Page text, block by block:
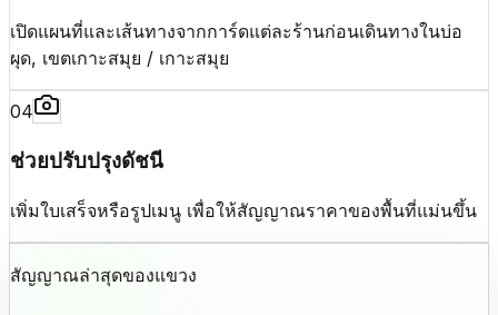
เปิดแผนที่และเส้นทางจากการ์ดแต่ละร้านก่อนเดินทางในบ่อ
ผุด, เขตเกาะสมุย / เกาะสมุย
04
ช่วยปรับปรุงดัชนี
เพิ่มใบเสร็จหรือรูปเมนู เพื่อให้สัญญาณราคาของพื้นที่แม่นขึ้น
สัญญาณล่าสุดของแขวง